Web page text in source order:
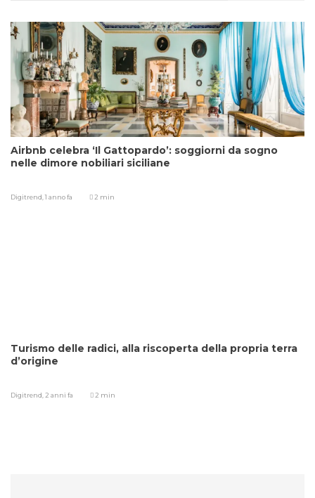
Airbnb celebra ‘Il Gattopardo’: soggiorni da sogno
nelle dimore nobiliari siciliane
Digitrend,1 anno fa 2 min
Turismo delle radici, alla riscoperta della propria terra
d’origine
Digitrend,2 anni fa 2 min